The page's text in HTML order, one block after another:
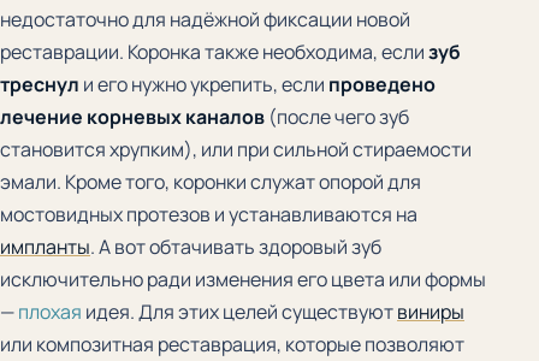
недостаточно для надёжной фиксации новой
реставрации. Коронка также необходима, еслизуб
треснул и его нужно укрепить, если проведено
лечение корневых каналов (после чего зуб
становится хрупким), или при сильной стираемости
эмали. Кроме того, коронки служат опорой для
мостовидных протезов и устанавливаются на
импланты. А вот обтачивать здоровый зуб
исключительно ради изменения его цвета или формы
—плохая идея. Для этих целей существуютвиниры
или композитная реставрация, которые позволяют